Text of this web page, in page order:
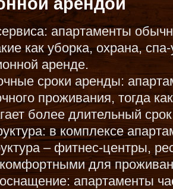
апартаменты
как уборка, охрана,
аренде.
сроки аренды:
проживания, тогда
более длительный
в комплексе
– фитнес-центры,
для
апартаменты